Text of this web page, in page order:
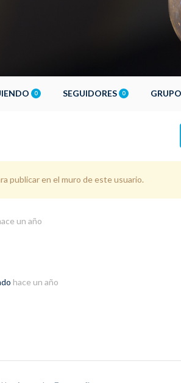
0 SEGUIDORES 0
publicar en el muro de este usuario.
un año
hace un año